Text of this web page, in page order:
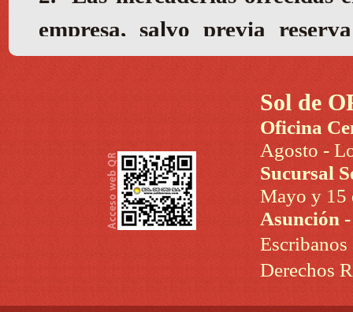
Sol de
Oficina
Agosto -
Sucursal
Mayo y 15
Asunción
Derechos